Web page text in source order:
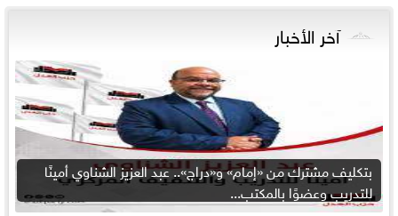
آخر الأخبار
بتكليف مشترك من «إمام» و«دراج».. عبد العزيز الشناوي أمينًا
للتدريب وعضوًا بالمكتب...